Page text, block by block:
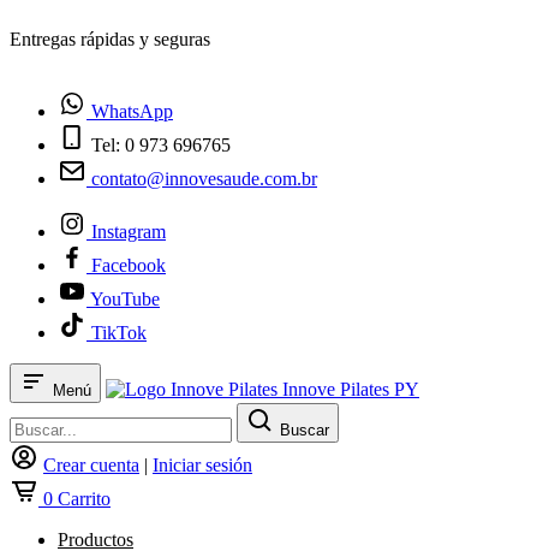
Entregas rápidas y seguras
WhatsApp
Tel: 0 973 696765
contato@innovesaude.com.br
Instagram
Facebook
YouTube
TikTok
Menú Innove Pilates PY
Buscar
Crear cuenta | Iniciar sesión
0 Carrito
Productos